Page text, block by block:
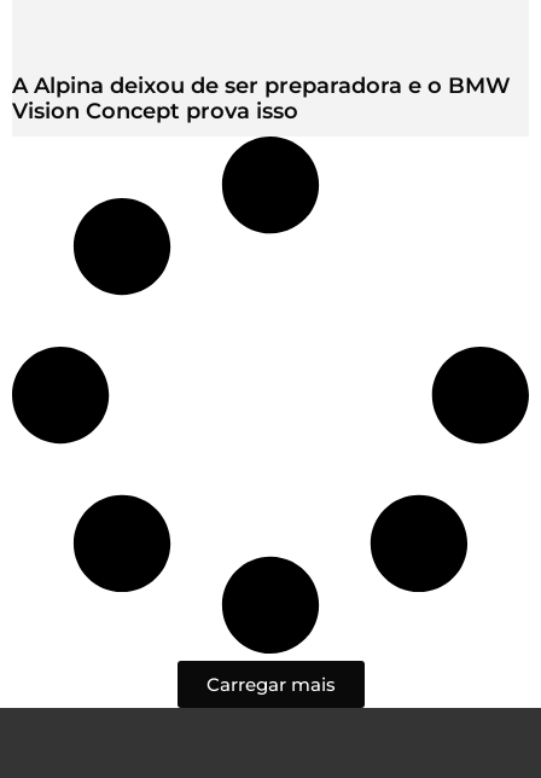
A Alpina deixou de ser preparadora e o BMW
Vision Concept prova isso
Carregar mais